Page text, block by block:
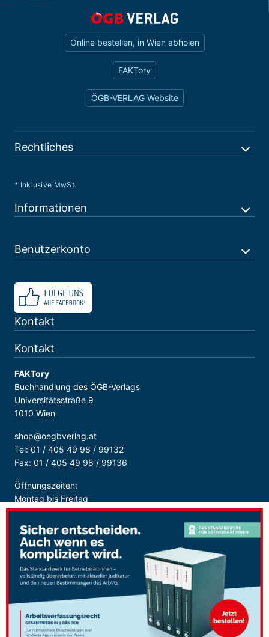
Online bestellen, in Wien abholen
FAKTory
ÖGB-VERLAG Website
Rechtliches
* Inklusive MwSt.
Informationen
Benutzerkonto
Kontakt
Kontakt
FAKTory
Buchhandlung des ÖGB-Verlags
Universitätsstraße 9
1010 Wien
shop@oegbverlag.at
Tel: 01 / 405 49 98 / 99132
Fax: 01 / 405 49 98 / 99136
Öffnungszeiten:
Montag bis Freitag
9:00 - 18:00 Uhr
durchgehend
Sicher Bezahlen: